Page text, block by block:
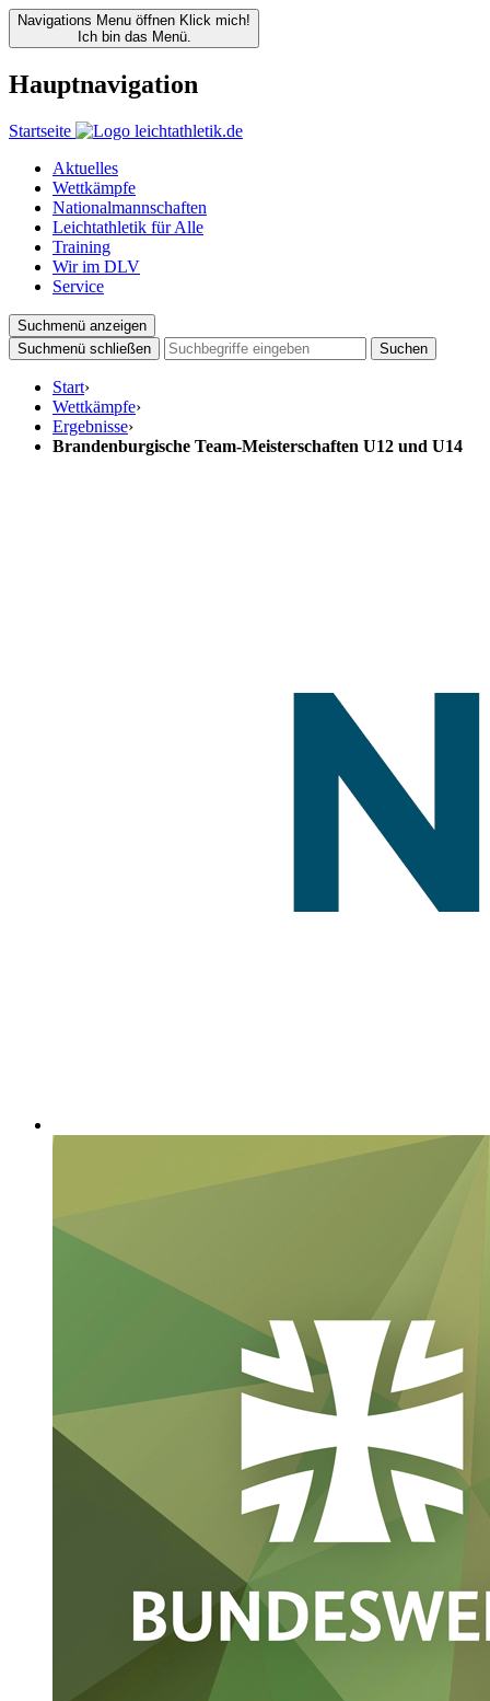
Navigations Menu öffnen Klick mich!
Ich bin das Menü.
Hauptnavigation
Startseite
Aktuelles
Wettkämpfe
Nationalmannschaften
Leichtathletik für Alle
Training
Wir im DLV
Service
Suchmenü anzeigen
Suchmenü schließen
Suchen
Start›
Wettkämpfe›
Ergebnisse›
Brandenburgische Team-Meisterschaften U12 und U14